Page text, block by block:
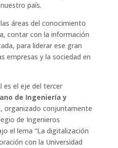
país.
áreas del conocimiento
contar con la información
para liderar ese gran
empresas y la sociedad en
es el eje del tercer
de Ingeniería y
, organizado conjuntamente
de Ingenieros
el lema “La digitalización
con la Universidad